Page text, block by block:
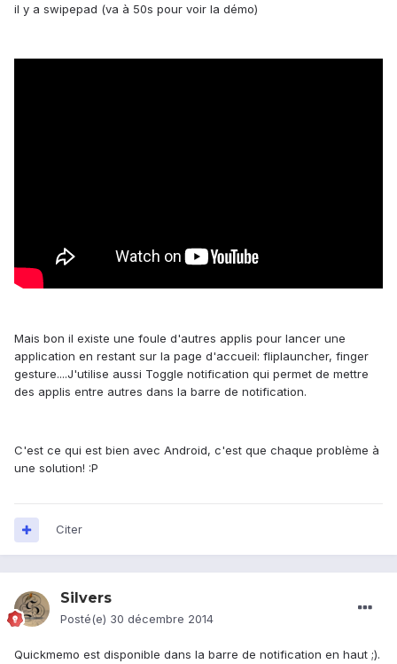
il y a swipepad (va à 50s pour voir la démo)
Mais bon il existe une foule d'autres applis pour lancer une
application en restant sur la page d'accueil: fliplauncher, finger
gesture....J'utilise aussi Toggle notification qui permet de mettre
des applis entre autres dans la barre de notification.
C'est ce qui est bien avec Android, c'est que chaque problème à
une solution! :P
Citer
Silvers
Posté(e) 30 décembre 2014
Quickmemo est disponible dans la barre de notification en haut ;).